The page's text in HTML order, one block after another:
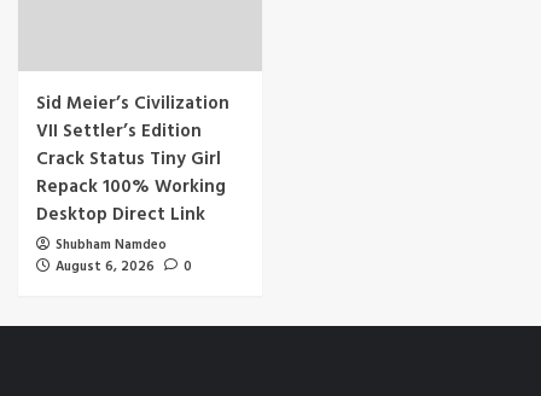
Sid Meier’s Civilization
VII Settler’s Edition
Crack Status Tiny Girl
Repack 100% Working
Desktop Direct Link
Shubham Namdeo
August 6, 2026
0